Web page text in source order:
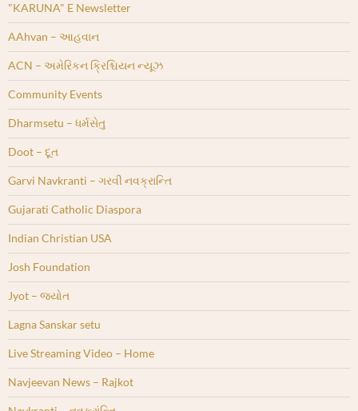
"KARUNA" E Newsletter
AAhvan – આહવાન
ACN – અમેરિકન ક્રિશ્ચિયન ન્યૂઝ
Community Events
Dharmsetu – ધર્મસેતુ
Doot – દૂત
Garvi Navkranti – ગરવી નવક્રાન્તિ
Gujarati Catholic Diaspora
Indian Christian USA
Josh Foundation
Jyot – જ્યોત
Lagna Sanskar setu
Live Streaming Video – Home
Navjeevan News – Rajkot